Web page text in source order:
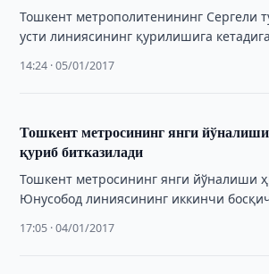
Тошкент метрополитенининг Сергели
усти линиясининг қурилишига
Республикаси …
14:24 · 05/01/2017
Тошкент метросининг янги
қуриб битказилади
Тошкент метросининг янги йўналиши
Юнусобод линиясининг иккинчи
17:05 · 04/01/2017